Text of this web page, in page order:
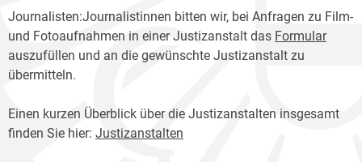
Journalisten:Journalistinnen bitten wir, bei Anfragen zu Film-
und Fotoaufnahmen in einer Justizanstalt das Formular
auszufüllen und an die gewünschte Justizanstalt zu
übermitteln.
Einen kurzen Überblick über die Justizanstalten insgesamt
finden Sie hier: Justizanstalten